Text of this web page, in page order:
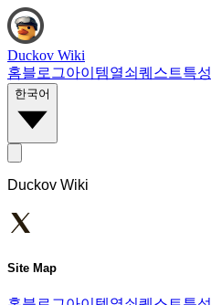
Duckov Wiki
홈블로그아이템열쇠 퀘스트특성
한국어
Duckov Wiki
Site Map